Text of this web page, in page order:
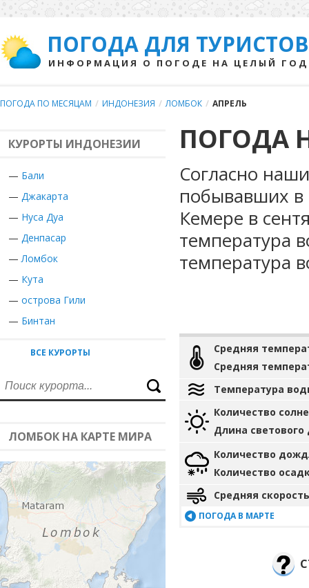
ПОГОДА ДЛЯ ТУРИСТОВ
ИНФОРМАЦИЯ О ПОГОДЕ НА ЦЕЛЫЙ ГОД
ПОГОДА ПО МЕСЯЦАМ / ИНДОНЕЗИЯ / ЛОМБОК / АПРЕЛЬ
КУРОРТЫ ИНДОНЕЗИИ
— Бали
— Джакарта
— Нуса Дуа
— Денпасар
—Ломбок
— Кута
— острова Гили
— Бинтан
ВСЕ КУРОРТЫ
ЛОМБОК НА КАРТЕ МИРА
ПОГОДА
Согласно
побывавших в
Кемере в
температура
температура
Средняя
Средняя
Температура
Количество
Длина светового
Количество
Количество
Средняя
ПОГОДА В МАРТЕ